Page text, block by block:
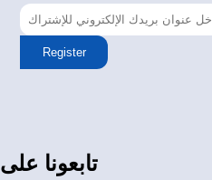
Register
تابعونا على